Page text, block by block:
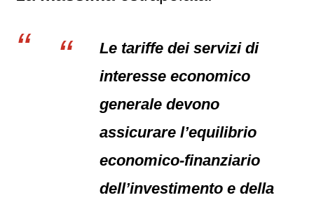
Le tariffe dei servizi di
interesse economico
generale devono
assicurare l’equilibrio
economico-finanziario
dell’investimento e della